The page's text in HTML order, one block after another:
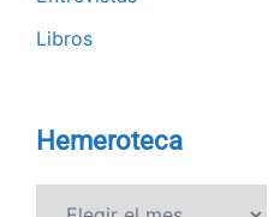
Libros
Hemeroteca